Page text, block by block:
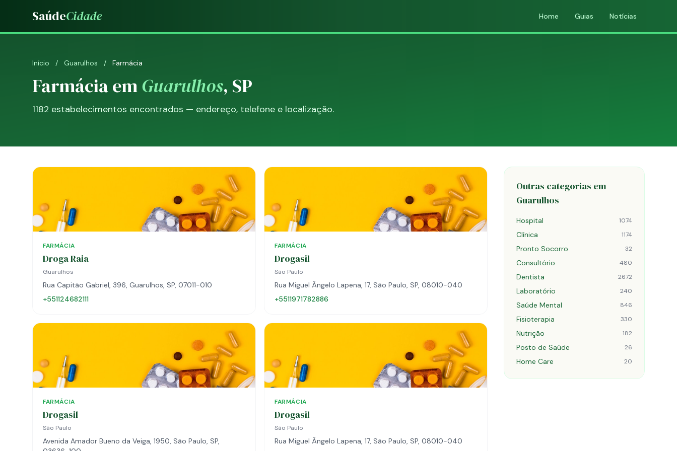
SaúdeCidade Home Guias Notícias
Início / Guarulhos / Farmácia
Farmácia emGuarulhos, SP
1182 estabelecimentos encontrados — endereço, telefone e localização.
FARMÁCIA
Droga Raia
Guarulhos
Rua Capitão Gabriel, 396, Guarulhos, SP, 07011-010
+551124682111
FARMÁCIA
Drogasil
São Paulo
Rua Miguel Ângelo Lapena, 17, São Paulo, SP, 08010-040
+5511971782886
FARMÁCIA
Drogasil
São Paulo
Avenida Amador Bueno da Veiga, 1950, São Paulo, SP,
FARMÁCIA
Drogasil
São Paulo
Rua Miguel Ângelo Lapena, 17, São Paulo, SP, 08010-040
Outras categorias em
Guarulhos
Hospital 1074
Clínica 1174
Pronto Socorro 32
Consultório 480
Dentista 2672
Laboratório 240
Saúde Mental 846
Fisioterapia 330
Nutrição 182
Posto de Saúde 26
Home Care 20